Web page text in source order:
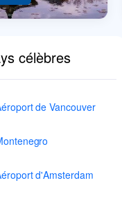
célèbres
de Vancouver
d'Amsterdam